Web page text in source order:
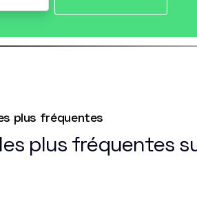
plus fréquentes
plus fréquentes